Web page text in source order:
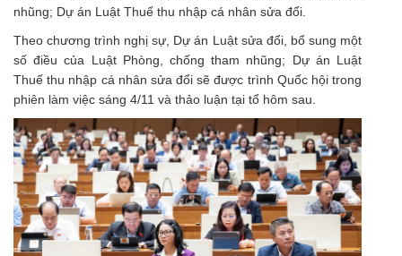
nhũng; Dự án Luật Thuế thu nhập cá nhân sửa đổi.
Theo chương trình nghị sự, Dự án Luật sửa đổi, bổ sung một
số điều của Luật Phòng, chống tham nhũng; Dự án Luật
Thuế thu nhập cá nhân sửa đổi sẽ được trình Quốc hội trong
phiên làm việc sáng 4/11 và thảo luận tại tổ hôm sau.